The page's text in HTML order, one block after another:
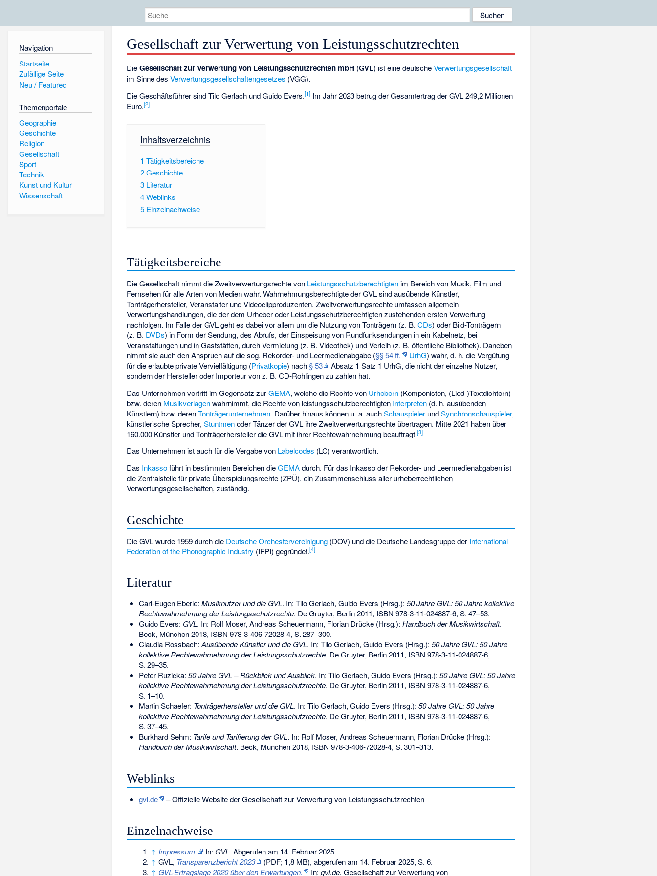
Navigation
Startseite
Zufällige Seite
Neu / Featured
Themenportale
Geographie
Geschichte
Religion
Gesellschaft
Sport
Technik
Kunst und Kultur
Wissenschaft
Gesellschaft zur Verwertung von Leistungsschutzrechten
DieGesellschaft zur Verwertung von Leistungsschutzrechten mbH (GVL) ist eine deutscheVerwertungsgesellschaft
im Sinne desVerwertungsgesellschaftengesetzes (VGG).
Die Geschäftsführer sind Tilo Gerlach und Guido Evers.[1] Im Jahr 2023 betrug der Gesamtertrag der GVL 249,2 Millionen
Euro.[2]
Inhaltsverzeichnis
1 Tätigkeitsbereiche
2Geschichte
3 Literatur
4Weblinks
5 Einzelnachweise
Tätigkeitsbereiche
Die Gesellschaft nimmt die Zweitverwertungsrechte von Leistungsschutzberechtigten im Bereich von Musik, Film und
Fernsehen für alle Arten von Medien wahr. Wahrnehmungsberechtigte der GVL sind ausübende Künstler,
Tonträgerhersteller, Veranstalter und Videoclipproduzenten. Zweitverwertungsrechte umfassen allgemein
Verwertungshandlungen, die der dem Urheber oder Leistungsschutzberechtigten zustehenden ersten Verwertung
nachfolgen. Im Falle der GVL geht es dabei vor allem um die Nutzung von Tonträgern (z. B.CDs) oder Bild-Tonträgern
(z. B. DVDs) in Form der Sendung, des Abrufs, der Einspeisung von Rundfunksendungen in ein Kabelnetz, bei
Veranstaltungen und in Gaststätten, durch Vermietung (z. B. Videothek) und Verleih (z. B. öffentliche Bibliothek). Daneben
nimmt sie auch den Anspruch auf die sog. Rekorder- und Leermedienabgabe (§§ 54 ff. UrhG) wahr, d. h. die Vergütung
für die erlaubte private Vervielfältigung (Privatkopie) nach§ 53
Absatz 1 Satz 1 UrhG, die nicht der einzelne Nutzer,
sondern der Hersteller oder Importeur von z. B. CD-Rohlingen zu zahlen hat.
Das Unternehmen vertritt im Gegensatz zurGEMA, welche die Rechte von Urhebern (Komponisten, (Lied-)Textdichtern)
bzw. deren Musikverlagenwahrnimmt, die Rechte von leistungsschutzberechtigten Interpreten (d. h. ausübenden
Künstlern) bzw. derenTonträgerunternehmen. Darüber hinaus können u. a. auchSchauspieler undSynchronschauspieler,
künstlerische Sprecher,Stuntmenoder Tänzer der GVL ihre Zweitverwertungsrechte übertragen. Mitte 2021 haben über
160.000 Künstler und Tonträgerhersteller die GVL mit ihrer Rechtewahrnehmung beauftragt.[3]
Das Unternehmen ist auch für die Vergabe von Labelcodes (LC) verantwortlich.
Das Inkassoführt in bestimmten Bereichen dieGEMAdurch. Für das Inkasso der Rekorder- und Leermedienabgaben ist
dieZentralstelle für private Überspielungsrechte (ZPÜ), ein Zusammenschluss aller urheberrechtlichen
Verwertungsgesellschaften, zuständig.
Geschichte
Die GVL wurde 1959 durch die Deutsche Orchestervereinigung (DOV) und die Deutsche Landesgruppe der International
Federation of the Phonographic Industry (IFPI) gegründet.[4]
Literatur
Carl-Eugen Eberle: Musiknutzer und die GVL. In: Tilo Gerlach, Guido Evers (Hrsg.): 50 Jahre GVL: 50 Jahre kollektive
Rechtewahrnehmung der Leistungsschutzrechte. De Gruyter, Berlin 2011, ISBN 978-3-11-024887-6, S.47–53.
Guido Evers: GVL. In: Rolf Moser, Andreas Scheuermann, Florian Drücke (Hrsg.): Handbuch der Musikwirtschaft.
Beck, München 2018, ISBN 978-3-406-72028-4, S.287–300.
Claudia Rossbach: Ausübende Künstler und die GVL. In: Tilo Gerlach, Guido Evers (Hrsg.): 50 Jahre GVL: 50 Jahre
kollektive Rechtewahrnehmung der Leistungsschutzrechte. De Gruyter, Berlin 2011, ISBN 978-3-11-024887-6,
S.29–35.
Peter Ruzicka: 50 Jahre GVL – Rückblick und Ausblick. In: Tilo Gerlach, Guido Evers (Hrsg.): 50 Jahre GVL: 50 Jahre
kollektive Rechtewahrnehmung der Leistungsschutzrechte. De Gruyter, Berlin 2011, ISBN 978-3-11-024887-6,
S. 1–10.
Martin Schaefer: Tonträgerhersteller und die GVL. In: Tilo Gerlach, Guido Evers (Hrsg.): 50 Jahre GVL: 50 Jahre
kollektive Rechtewahrnehmung der Leistungsschutzrechte. De Gruyter, Berlin 2011, ISBN 978-3-11-024887-6,
S.37–45.
Burkhard Sehm: Tarife und Tarifierung der GVL. In: Rolf Moser, Andreas Scheuermann, Florian Drücke (Hrsg.):
Handbuch der Musikwirtschaft. Beck, München 2018, ISBN 978-3-406-72028-4, S.301–313.
Weblinks
gvl.de – Offizielle Website der Gesellschaft zur Verwertung von Leistungsschutzrechten
Einzelnachweise
↑ Impressum. In: GVL. Abgerufen am 14. Februar 2025.
↑ GVL, Transparenzbericht 2023
(PDF; 1,8 MB), abgerufen am 14. Februar 2025, S. 6.
↑ GVL-Ertragslage 2020 über den Erwartungen. In: gvl.de. Gesellschaft zur Verwertung von